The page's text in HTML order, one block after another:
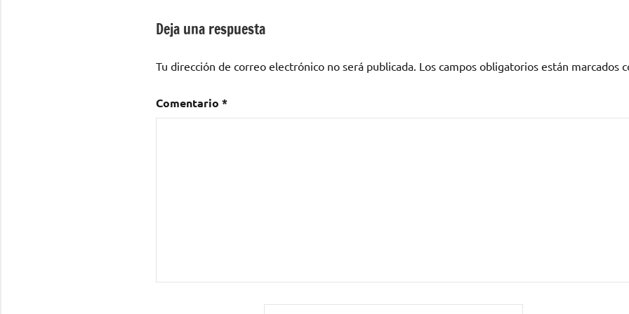
entradas
Deja una respuesta
Tu dirección de correo electrónico no será publicada. Los campos obligatorios están marcados
Comentario *